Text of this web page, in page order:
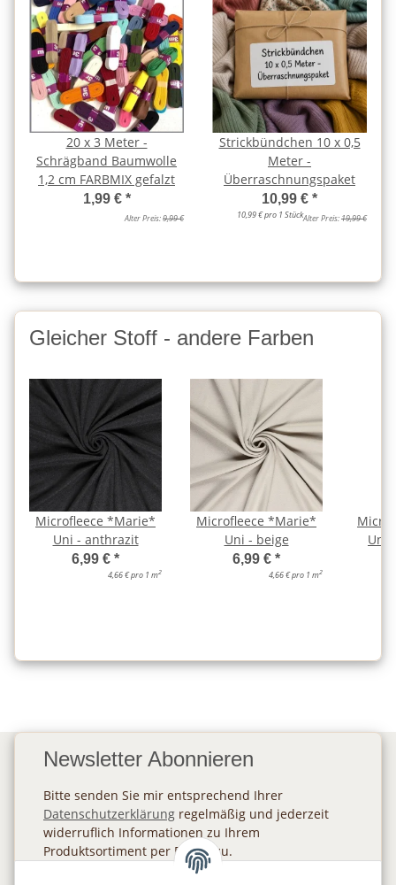
20 x 3 Meter -
Schrägband Baumwolle
1,2 cm FARBMIX gefalzt
1,99 € *
Alter Preis:9,99 €
Strickbündchen 10 x 0,5
Meter -
Überraschnungspaket
10,99 € *
10,99 € pro 1 StückAlter Preis:19,99 €
Gleicher Stoff - andere Farben
Microfleece *Marie*
Uni - anthrazit
6,99 € *
4,66 € pro 1 m2
Microfleece *Marie*
Uni - beige
6,99 € *
4,66 € pro 1 m2
Uni
Newsletter Abonnieren
Bitte senden Sie mir entsprechend Ihrer
Datenschutzerklärung regelmäßig und jederzeit
widerruflich Informationen zu Ihrem
Produktsortiment per E-Mail zu.